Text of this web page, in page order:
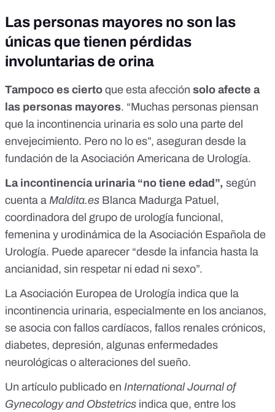
Las personas mayores no son las
únicas que tienen pérdidas
involuntarias de orina
Tampoco es cierto que esta afección solo afecte a
las personas mayores. “Muchas personas piensan
que la incontinencia urinaria es solo una parte del
envejecimiento. Pero no lo es”, aseguran desde la
fundación de la Asociación Americana de Urología.
La incontinencia urinaria “no tiene edad”, según
cuenta a Maldita.es Blanca Madurga Patuel,
coordinadora del grupo de urología funcional,
femenina y urodinámica de la Asociación Española de
Urología. Puede aparecer “desde la infancia hasta la
ancianidad, sin respetar ni edad ni sexo”.
La Asociación Europea de Urología indica que la
incontinencia urinaria, especialmente en los ancianos,
se asocia con fallos cardíacos, fallos renales crónicos,
diabetes, depresión, algunas enfermedades
neurológicas o alteraciones del sueño.
Un artículo publicado en International Journal of
Gynecology and Obstetrics indica que, entre los